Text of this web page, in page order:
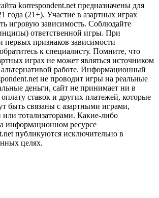
korrespondent.net предназначены для
года (21+). Участие в азартных играх
игровую зависимость. Соблюдайте
ответственной игры. При
первых признаков зависимости
к специалисту. Помните, что
играх не может являться источником
работе. Информационный
не проводит игры на реальные
деньги, сайт не принимает ни в
ставок и других платежей, которые
быть связаны с азартными играми,
или тотализаторами. Какие-либо
информационном ресурсе
публикуются исключительно в
целях.